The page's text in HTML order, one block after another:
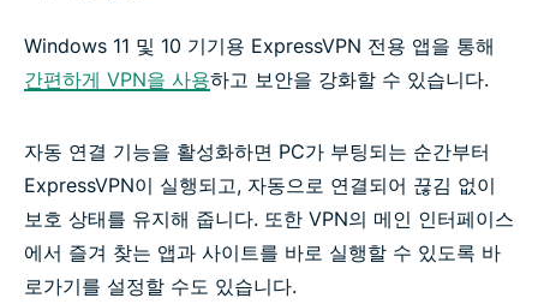
Windows 11 및 10 기기용 ExpressVPN 전용 앱을 통해
간편하게 VPN을 사용하고 보안을 강화할 수 있습니다.
자동 연결 기능을 활성화하면 PC가 부팅되는 순간부터
ExpressVPN이 실행되고, 자동으로 연결되어 끊김 없이
보호 상태를 유지해 줍니다. 또한 VPN의 메인 인터페이스
에서 즐겨 찾는 앱과 사이트를 바로 실행할 수 있도록 바
로가기를 설정할 수도 있습니다.